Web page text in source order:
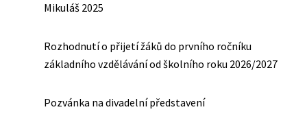
Mikuláš 2025
Rozhodnutí o přijetí žáků do prvního ročníku
základního vzdělávání od školního roku 2026/2027
Pozvánka na divadelní představení